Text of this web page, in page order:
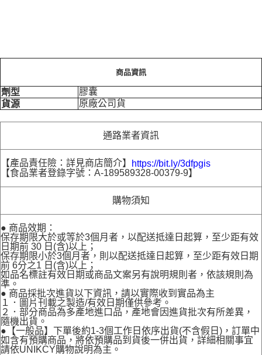
商品資訊
劑型
膠囊
貨源
原廠公司貨
通路業者資訊
【產品責任險：詳見商店簡介】
https://bit.ly/3dfpgis
【食品業者登錄字號：A-189589328-00379-9】
購物須知
● 商品效期：
保存期限大於或等於3個月者，以配送抵達日起算，至少距有效
日期前 30 日(含)以上；
保存期限小於3個月者，則以配送抵達日起算，至少距有效日期
前 6分之1 日(含)以上；
如品名標註有效日期或商品文案另有說明規則者，依該規則為
準。
● 商品採批次進貨以下資訊，請以實際收到實品為主
１．圖片刊載之製造/有效日期僅供參考。
２．部分商品為多產地進口品，產地會因進貨批次有所差異，
隨機出貨。
●【一般品】下單後約1-3個工作日依序出貨(不含假日)，訂單中
如含有預購商品，將依預購品到貨後一併出貨，詳細相關事宜
請依UNIKCY購物說明為主。